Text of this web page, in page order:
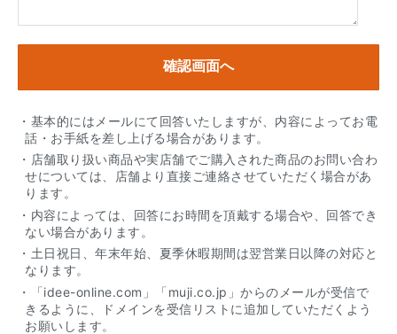
・基本的にはメールにて回答いたしますが、内容によってお電
話・お手紙を差し上げる場合があります。
・店舗取り扱い商品や実店舗でご購入された商品のお問い合わ
せについては、店舗より直接ご連絡させていただく場合があ
ります。
・内容によっては、回答にお時間を頂戴する場合や、回答でき
ない場合があります。
・土日祝日、年末年始、夏季休暇期間は翌営業日以降の対応と
なります。
・「idee-online.com」「muji.co.jp」からのメールが受信で
きるように、ドメインを受信リストに追加していただくよう
お願いします。